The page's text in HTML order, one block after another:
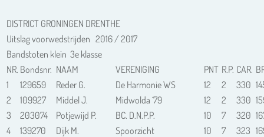
DISTRICT GRONINGEN DRENTHE
Uitslag voorwedstrijden 2016 / 2017
Bandstoten klein 3e klasse
NR. Bondsnr. NAAM VERENIGING PNT R.P. CAR.
1
129659 Reder G. De Harmonie WS 12 2 330
2
109927 Middel J. Midwolda `79 12 2 330
3
203074 Potjewijd P. BC. D.N.P.P. 10 7 320
4
139270 Dijk M. Spoorzicht 10 7 323